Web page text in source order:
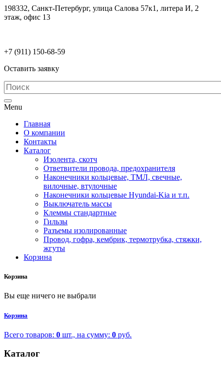
198332, Санкт-Петербург, улица Салова 57к1, литера И, 2
этаж, офис 13
+7 (911) 150-68-59
Оставить заявку
Menu
Главная
О компании
Контакты
Каталог
Изолента, скотч
Ответвители провода, предохранителя
Наконечники кольцевые, ТМЛ, свечные,
вилочные, втулочные
Наконечники кольцевые Hyundai-Kia и т.п.
Выключатель массы
Клеммы стандартные
Гильзы
Разъемы изолированные
Провод, гофра, кембрик, термотрубка, стяжки,
жгуты
Корзина
Корзина
Вы еще ничего не выбрали
Корзина
Всего товаров: 0 шт., на сумму: 0 руб.
Каталог